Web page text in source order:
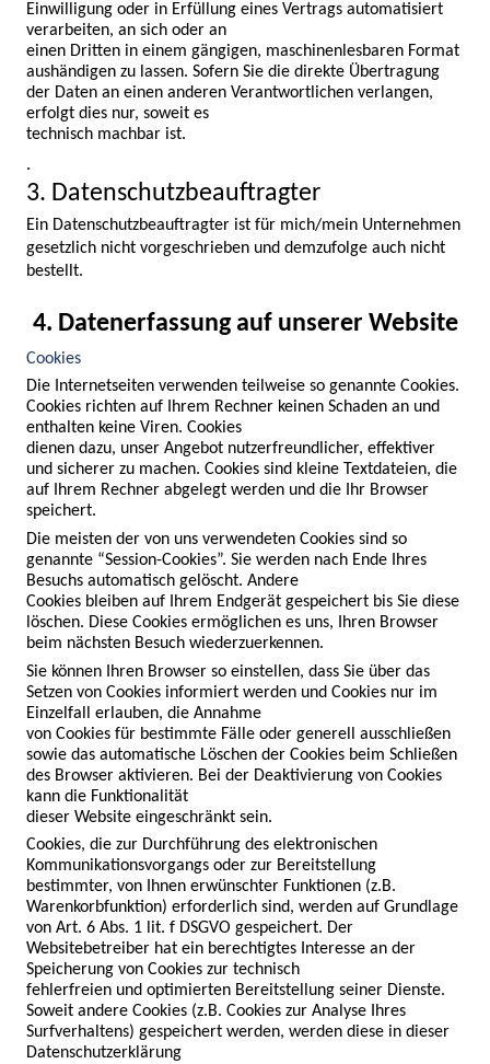
Einwilligung oder in Erfüllung eines Vertrags automatisiert
verarbeiten, an sich oder an
einen Dritten in einem gängigen, maschinenlesbaren Format
aushändigen zu lassen. Sofern Sie die direkte Übertragung
der Daten an einen anderen Verantwortlichen verlangen,
erfolgt dies nur, soweit es
technisch machbar ist.
.
3. Datenschutzbeauftragter
Ein Datenschutzbeauftragter ist für mich/mein Unternehmen
gesetzlich nicht vorgeschrieben und demzufolge auch nicht
bestellt.
4. Datenerfassung auf unserer Website
Cookies
Die Internetseiten verwenden teilweise so genannte Cookies.
Cookies richten auf Ihrem Rechner keinen Schaden an und
enthalten keine Viren. Cookies
dienen dazu, unser Angebot nutzerfreundlicher, effektiver
und sicherer zu machen. Cookies sind kleine Textdateien, die
auf Ihrem Rechner abgelegt werden und die Ihr Browser
speichert.
Die meisten der von uns verwendeten Cookies sind so
genannte “Session-Cookies”. Sie werden nach Ende Ihres
Besuchs automatisch gelöscht. Andere
Cookies bleiben auf Ihrem Endgerät gespeichert bis Sie diese
löschen. Diese Cookies ermöglichen es uns, Ihren Browser
beim nächsten Besuch wiederzuerkennen.
Sie können Ihren Browser so einstellen, dass Sie über das
Setzen von Cookies informiert werden und Cookies nur im
Einzelfall erlauben, die Annahme
von Cookies für bestimmte Fälle oder generell ausschließen
sowie das automatische Löschen der Cookies beim Schließen
des Browser aktivieren. Bei der Deaktivierung von Cookies
kann die Funktionalität
dieser Website eingeschränkt sein.
Cookies, die zur Durchführung des elektronischen
Kommunikationsvorgangs oder zur Bereitstellung
bestimmter, von Ihnen erwünschter Funktionen (z.B.
Warenkorbfunktion) erforderlich sind, werden auf Grundlage
von Art. 6 Abs. 1 lit. f DSGVO gespeichert. Der
Websitebetreiber hat ein berechtigtes Interesse an der
Speicherung von Cookies zur technisch
fehlerfreien und optimierten Bereitstellung seiner Dienste.
Soweit andere Cookies (z.B. Cookies zur Analyse Ihres
Surfverhaltens) gespeichert werden, werden diese in dieser
Datenschutzerklärung